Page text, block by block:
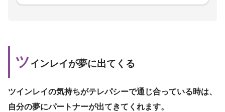
ツインレイが夢に出てくる
ツインレイの気持ちがテレパシーで通じ合っている時は、
自分の夢にパートナーが出てきてくれます。